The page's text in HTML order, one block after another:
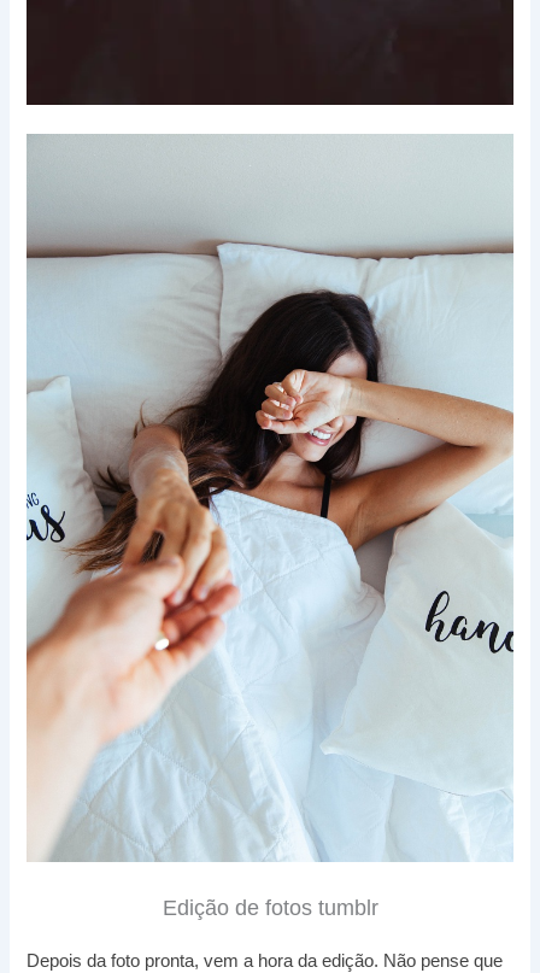
Edição de fotos tumblr
Depois da foto pronta, vem a hora da edição. Não pense que